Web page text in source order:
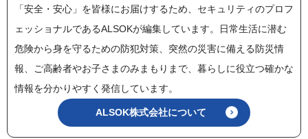
「安全・安心」を皆様にお届けするため、セキュリティのプロフ
ェッショナルであるALSOKが編集しています。日常生活に潜む
危険から身を守るための防犯対策、突然の災害に備える防災情
報、ご高齢者やお子さまのみまもりまで、暮らしに役立つ確かな
情報を分かりやすく発信しています。
ALSOK株式会社について